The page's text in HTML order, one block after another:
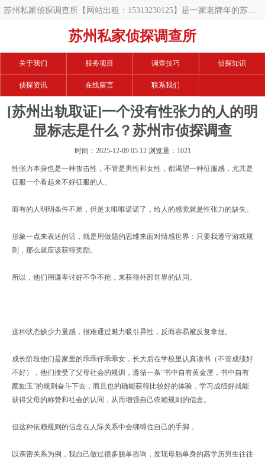
苏州私家侦探调查所【网站出租：15313230125】是一家老牌年的苏州
调查公司,开展的项目有苏州私人调查,苏州私家调查,苏州调查公司,苏州
信可以帮您解决难题.
苏州私家侦探调查所
关于我们 服务项目 调查技巧 侦探知识
侦探资讯 在线留言 联系我们
[苏州出轨取证]一个没有性张力的人的明
显标志是什么？苏州市侦探调查
时间：2025-12-09 05:12 浏览量：1021
性张力本身也是一种攻击性，不管是男性和女性，都渴望一种征服感，尤其是
征服一个看起来不好征服的人。
而有的人明明条件不差，但是太唯唯诺诺了，给人的感觉就是性张力的缺失。
形象一点来表述的话，就是用做题的思维来面对情感世界：只要我遵守游戏规
则，那么就应该获得奖励。
所以，他们用谦卑讨好不争不抢，来获得外部世界的认同。
这种状态缺少力量感，很难通过魅力吸引异性，反而容易被反复拿捏。
成长阶段他们是家里的乖乖仔乖乖女，长大后在学校里认真读书（不管成绩好
不好），他们接受了父母社会的规训，遵循一条“书中自有黄金屋，书中自有
颜如玉”的规则奋斗下去，而且也的确能获得比较好的体验，学习成绩好就能
获得父母的称赞和社会的认同，从而增强自己依赖规则的信念。
但这种依赖规则的信念在人际关系中会绑缚住自己的手脚，
以亲密关系为例，我自己做过很多脱单咨询，发现母胎单身的高学历男生往往